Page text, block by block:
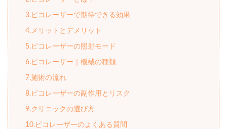
3.ピコレーザーで期待できる効果
4.メリットとデメリット
5.ピコレーザーの照射モード
6.ピコレーザー｜機械の種類
7.施術の流れ
8.ピコレーザーの副作用とリスク
9.クリニックの選び方
10.ピコレーザーのよくある質問